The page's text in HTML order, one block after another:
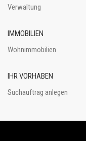
Verwaltung
IMMOBILIEN
Wohnimmobilien
IHR VORHABEN
Suchauftrag anlegen